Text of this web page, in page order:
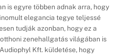
is egyre többen adnak arra, hogy
elegancia tegye teljessé
tudják azonban, hogy ez a
zenehallgatás világában is
Kft. küldetése, hogy